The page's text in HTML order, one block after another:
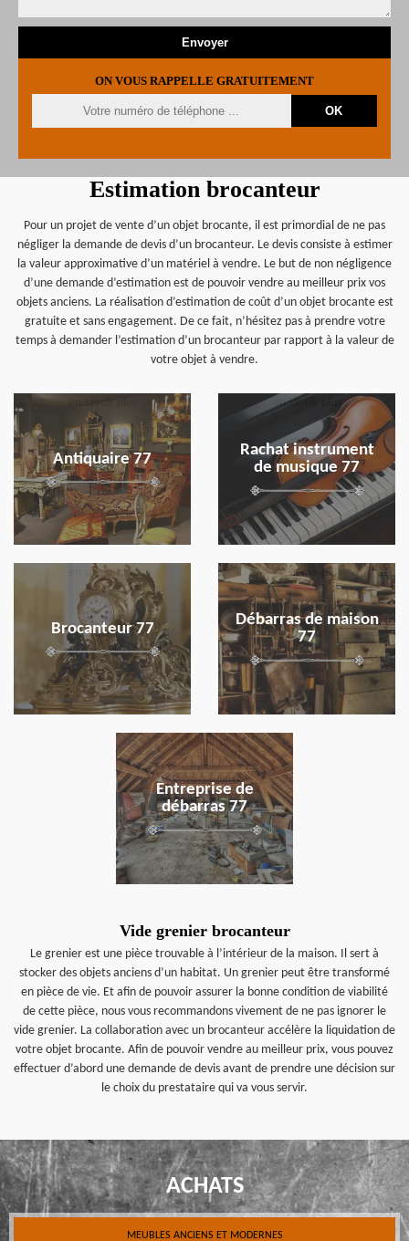
ON VOUS RAPPELLE GRATUITEMENT
Estimation brocanteur
Pour un projet de vente d’un objet brocante, il est primordial de ne pas
négliger la demande de devis d’un brocanteur. Le devis consiste à estimer
la valeur approximative d’un matériel à vendre. Le but de non négligence
d’une demande d’estimation est de pouvoir vendre au meilleur prix vos
objets anciens. La réalisation d’estimation de coût d’un objet brocante est
gratuite et sans engagement. De ce fait, n’hésitez pas à prendre votre
temps à demander l’estimation d’un brocanteur par rapport à la valeur de
votre objet à vendre.
Antiquaire 77
en savoir plus
Rachat instrument
de musique 77
en savoir plus
Brocanteur 77
en savoir plus
Débarras de maison
77
en savoir plus
Entreprise de
débarras 77
en savoir plus
Vide grenier brocanteur
Le grenier est une pièce trouvable à l’intérieur de la maison. Il sert à
stocker des objets anciens d’un habitat. Un grenier peut être transformé
en pièce de vie. Et afin de pouvoir assurer la bonne condition de viabilité
de cette pièce, nous vous recommandons vivement de ne pas ignorer le
vide grenier. La collaboration avec un brocanteur accélère la liquidation de
votre objet brocante. Afin de pouvoir vendre au meilleur prix, vous pouvez
effectuer d’abord une demande de devis avant de prendre une décision sur
le choix du prestataire qui va vous servir.
ACHATS
MEUBLES ANCIENS ET MODERNES